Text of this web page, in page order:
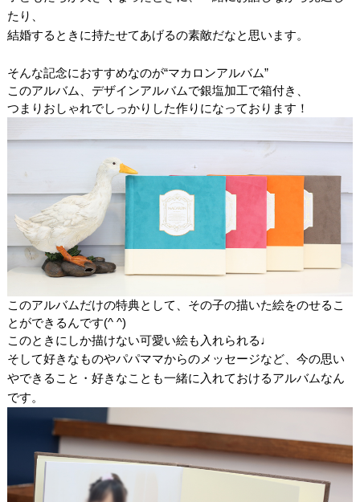
たり、
結婚するときに持たせてあげるの素敵だなと思います。
そんな記念におすすめなのが“マカロンアルバム”
このアルバム、デザインアルバムで銀塩加工で箱付き、
つまりおしゃれでしっかりした作りになっております！
このアルバムだけの特典として、その子の描いた絵をのせるこ
とができるんです(^ ^)
このときにしか描けない可愛い絵も入れられる♩
そして好きなものやパパママからのメッセージなど、今の思い
やできること・好きなことも一緒に入れておけるアルバムなん
です。